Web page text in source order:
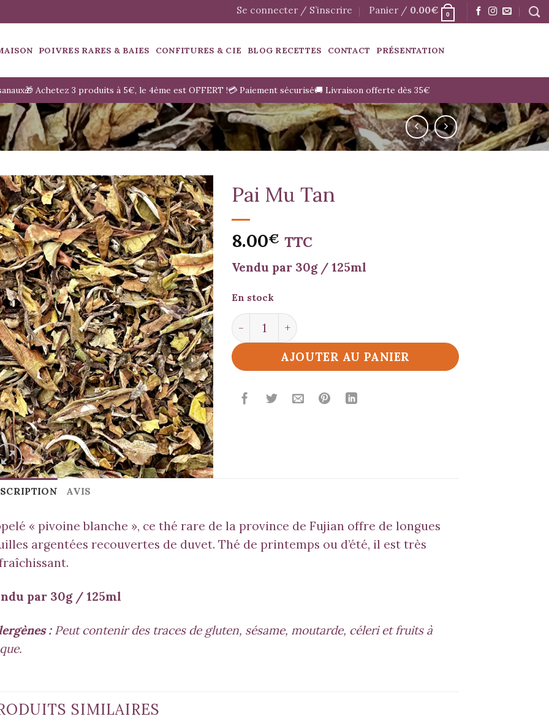
Se connecter / S’inscrire Panier / 0.00€ 0
POIVRES RARES & BAIES CONFITURES & CIE BLOG RECETTES CONTACT PRÉSENTATION
🎁 Achetez 3 produits à 5€, le 4ème est OFFERT !💳 Paiement sécurisé🚚 Livraison offerte dès 35€
Pai Mu Tan
8.00€ TTC
Vendu par 30g / 125ml
En stock
quantité de Pai Mu Tan
AJOUTER AU PANIER
AVIS
« pivoine blanche », ce thé rare de la province de Fujian offre de longues
argentées recouvertes de duvet. Thé de printemps ou d’été, il est très
par 30g / 125ml
:Peut contenir des traces de gluten, sésame, moutarde, céleri et fruits à
SIMILAIRES